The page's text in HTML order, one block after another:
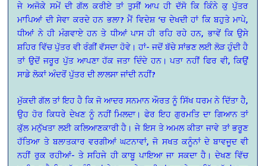
ਜੇ ਅਜੋਕੇ ਸਮੇਂ ਦੀ ਗੱਲ ਕਰੀਏ ਤਾਂ ਤੁਸੀਂ ਆਪ ਹੀ ਦੱਸੋ ਕਿ ਕਿੰਨੇ ਕੁ ਪੁੱਤਰ
ਮਾਪਿਆਂ ਦੀ ਸੇਵਾ ਕਰਦੇ ਹਨ ਭਲਾ? ਮੈਂ ਵਿਦੇਸ਼ ‘ਚ ਦੇਖਦੀ ਹਾਂ ਕਿ ਬਹੁਤੇ ਮਾਪੇ,
ਧੀਆਂ ਨੇ ਹੀ ਮੰਗਵਾਏ ਹਨ ਤੇ ਧੀਆਂ ਪਾਸ ਹੀ ਰਹਿ ਰਹੇ ਹਨ, ਭਾਵੇਂ ਕਿ ਉਸੇ
ਸ਼ਹਿਰ ਵਿੱਚ ਪੁੱਤਰ ਵੀ ਰੰਗੀਂ ਵੱਸਦਾ ਹੋਵੇ। ਹਾਂ- ਜਦੋਂ ਬੱਚੇ ਸਾਂਭਣ ਲਈ ਲੋੜ ਹੁੰਦੀ ਹੈ
ਤਾਂ ਉਦੋਂ ਜਰੂਰ ਪੁੱਤ ਆਪਣਾ ਹੱਕ ਜਤਾ ਦਿੰਦੇ ਹਨ। ਪਤਾ ਨਹੀਂ ਫਿਰ ਵੀ, ਕਿਉਂ
ਸਾਡੇ ਲੋਕਾਂ ਅੰਦਰੋਂ ਪੁੱਤਰ ਦੀ ਲਾਲਸਾ ਜਾਂਦੀ ਨਹੀਂ?
ਮੁੱਕਦੀ ਗੱਲ ਤਾਂ ਇਹ ਹੈ ਕਿ ਜੋ ਆਦਰ ਸਨਮਾਨ ਔਰਤ ਨੂੰ ਸਿੱਖ ਧਰਮ ਨੇ ਦਿੱਤਾ ਹੈ,
ਉਹ ਹੋਰ ਕਿਧਰੇ ਦੇਖਣ ਨੂੰ ਨਹੀਂ ਮਿਲਦਾ। ਫੇਰ ਇਹ ਗੁਰਮਤਿ ਦਾ ਗਿਆਨ ਤਾਂ
ਕੁੱਲ ਮਨੁੱਖਤਾ ਲਈ ਕਲਿਆਣਕਾਰੀ ਹੈ। ਜੇ ਇਸ ਤੇ ਅਮਲ ਕੀਤਾ ਜਾਵੇ ਤਾਂ ਭਰੂਣ
ਹੱਤਿਆ ਤੇ ਬਲਾਤਕਾਰ ਵਰਗੀਆਂ ਘਟਨਾਵਾਂ, ਜੋ ਸਖਤ ਕਨੂੰਨਾਂ ਦੇ ਬਾਵਜੂਦ ਵੀ
ਨਹੀਂ ਰੁਕ ਰਹੀਆਂ- ਤੇ ਸਹਿਜੇ ਹੀ ਕਾਬੂ ਪਾਇਆ ਜਾ ਸਕਦਾ ਹੈ। ਦੇਖਣ ਵਿੱਚ